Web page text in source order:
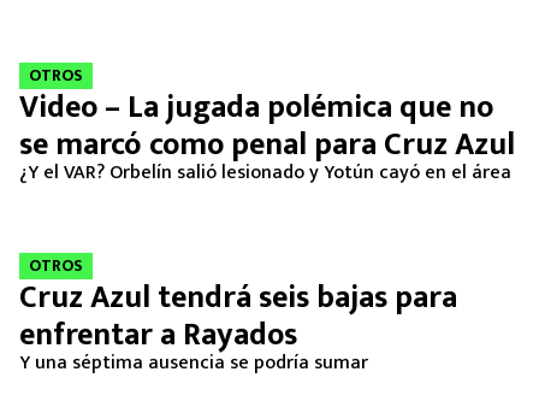
OTROS
Video – La jugada polémica que no
se marcó como penal para Cruz Azul
¿Y el VAR? Orbelín salió lesionado y Yotún cayó en el área
OTROS
Cruz Azul tendrá seis bajas para
enfrentar a Rayados
Y una séptima ausencia se podría sumar